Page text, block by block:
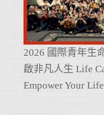
2026 國際青年生
啟非凡人生 Life
Empower Your